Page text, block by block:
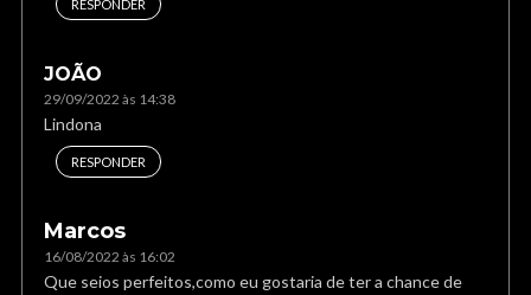
RESPONDER
JOÃO
29/09/2022 às 14:38
Lindona
RESPONDER
Marcos
16/08/2022 às 16:02
Que seios perfeitos,como eu gostaria de ter a chance de